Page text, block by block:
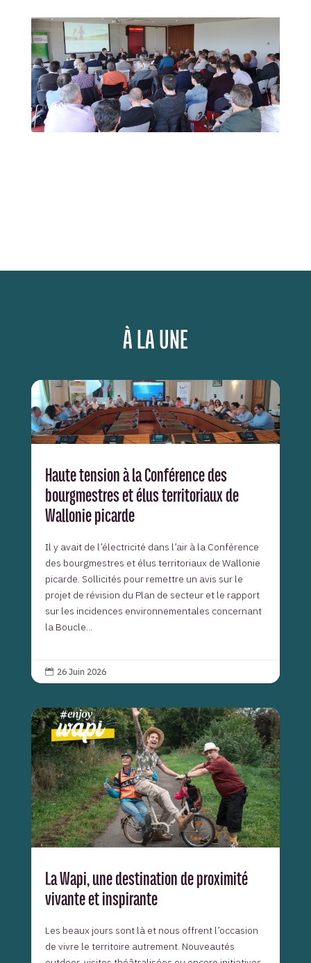
À LA UNE
Haute tension à la Conférence des
bourgmestres et élus territoriaux de
Wallonie picarde
Il y avait de l’électricité dans l’air à la Conférence
des bourgmestres et élus territoriaux de Wallonie
picarde. Sollicités pour remettre un avis sur le
projet de révision du Plan de secteur et le rapport
sur les incidences environnementales concernant
la Boucle...
 26 Juin 2026
La Wapi, une destination de proximité
vivante et inspirante
Les beaux jours sont là et nous offrent l’occasion
de vivre le territoire autrement. Nouveautés